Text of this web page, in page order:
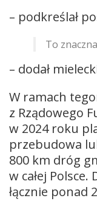
– podkreślał
To
– dodał
W ramach
z Rządowego
w 2024 roku
przebudowa
800 km dróg
w całej
łącznie ponad